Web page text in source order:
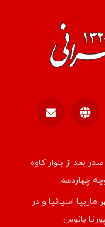
بعد از بلوار کاوه
چهاردهم
اسپانیا و در
بانوس